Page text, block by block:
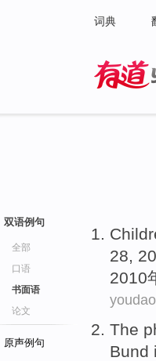
词典
双语例句
全部
口语
书面语
论文
原声例句
28,
2010
youdao
The
Bund